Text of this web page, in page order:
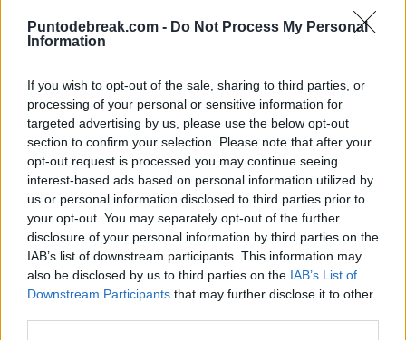
Puntodebreak.com - Do Not Process My Personal
Information
If you wish to opt-out of the sale, sharing to third parties, or
processing of your personal or sensitive information for
targeted advertising by us, please use the below opt-out
section to confirm your selection. Please note that after your
opt-out request is processed you may continue seeing
interest-based ads based on personal information utilized by
us or personal information disclosed to third parties prior to
your opt-out. You may separately opt-out of the further
disclosure of your personal information by third parties on the
IAB’s list of downstream participants. This information may
also be disclosed by us to third parties on the IAB’s List of
Downstream Participants that may further disclose it to other
阿尔卡拉兹击败伯格 成为历史上第三位
在23岁之前赢得最多大满贯比赛的网球运
动员
Andrés Tomás Rico- 27 1月 2026